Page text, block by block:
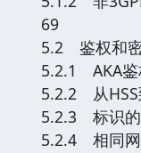
69
5.2 鉴权和
5.2.1 AKA
5.2.2 从
5.2.3 标识
5.2.4 相同网